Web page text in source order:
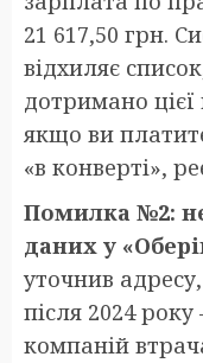
21 617,50 грн.
відхиляє
дотримано цієї
якщо ви
«в конверті»,
Помилка №2:
даних у
уточнив
після 2024
компаній